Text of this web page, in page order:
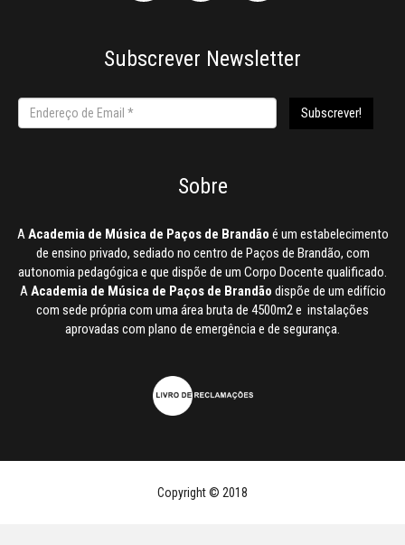
Subscrever Newsletter
Sobre
AAcademia de Música de Paços de Brandão é um estabelecimento
de ensino privado, sediado no centro de Paços de Brandão, com
autonomia pedagógica e que dispõe de um Corpo Docente qualificado.
AAcademia de Música de Paços de Brandão dispõe de um edifício
com sede própria com uma área bruta de 4500m2 e instalações
aprovadas com plano de emergência e de segurança.
Copyright © 2018